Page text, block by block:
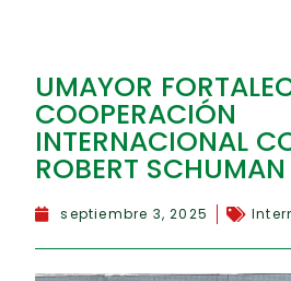
UMAYOR
COOPERACIÓN
INTERNACIONAL
ROBERT
septiembre 3, 2025